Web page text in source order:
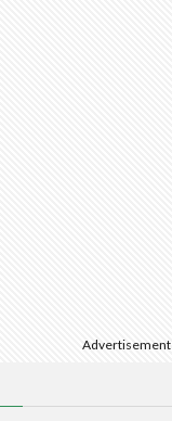
Advertisement